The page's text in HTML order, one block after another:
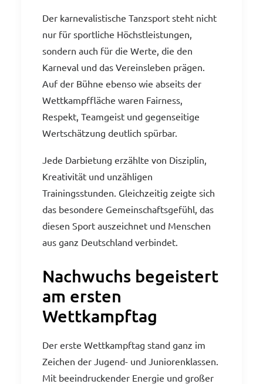
Der karnevalistische Tanzsport steht nicht
nur für sportliche Höchstleistungen,
sondern auch für die Werte, die den
Karneval und das Vereinsleben prägen.
Auf der Bühne ebenso wie abseits der
Wettkampffläche waren Fairness,
Respekt, Teamgeist und gegenseitige
Wertschätzung deutlich spürbar.
Jede Darbietung erzählte von Disziplin,
Kreativität und unzähligen
Trainingsstunden. Gleichzeitig zeigte sich
das besondere Gemeinschaftsgefühl, das
diesen Sport auszeichnet und Menschen
aus ganz Deutschland verbindet.
Nachwuchs begeistert
am ersten
Wettkampftag
Der erste Wettkampftag stand ganz im
Zeichen der Jugend- und Juniorenklassen.
Mit beeindruckender Energie und großer